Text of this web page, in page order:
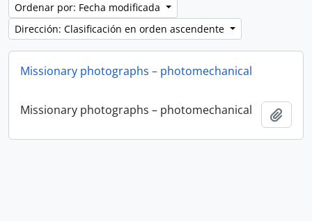
Ordenar por: Fecha modificada
Dirección: Clasificación en orden ascendente
Missionary photographs – photomechanical
Missionary photographs – photomechanical